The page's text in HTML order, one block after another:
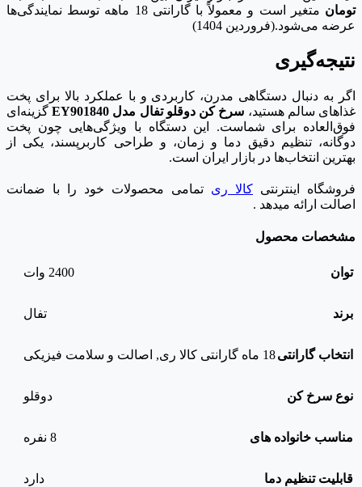
تومان
متغیر است و معمولاً با گارانتی 18 ماهه توسط نمایندگی‌ها
عرضه می‌شود.(فروردین 1404)
نتیجه‌گیری
اگر به دنبال دستگاهی مدرن، کاربردی و با عملکرد بالا برای پخت
غذاهای سالم هستید، سرخ کن دوقلو تفال مدل EY901840
گزینه‌ای
فوق‌العاده برای شماست. این دستگاه با ویژگی‌هایی چون پخت
دوگانه، تنظیم دقیق دما و زمان، و طراحی کاربرپسند، یکی از
بهترین انتخاب‌ها در بازار ایران است.
فروشگاه اینترنتی کالا ری تمامی محصولات خود را با ضمانت
اصالت ارائه میدهد .
مشخصات محصول
توان 2400 وات
برند تفال
انتخاب گارانتی18 ماه گارانتی کالا ری , اصالت و سلامت فیزیکی
نوع سرخ کن دوقلو
مناسب خانواده های 8 نفره
قابلیت تنظیم دما دارد